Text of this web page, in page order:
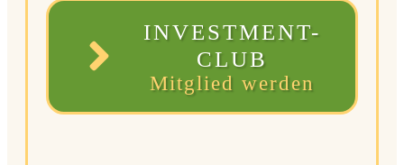
INVESTMENT-
CLUB
Mitglied werden